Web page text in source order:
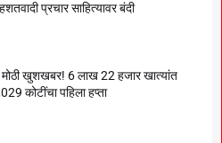
प्रचार साहित्यावर बंदी
मोठी खुशखबर! 6 लाख 22 हजार खात्यांत
कोटींचा पहिला हप्ता